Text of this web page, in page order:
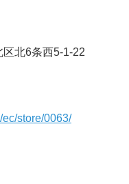
北6条西5-1-22
store/0063/